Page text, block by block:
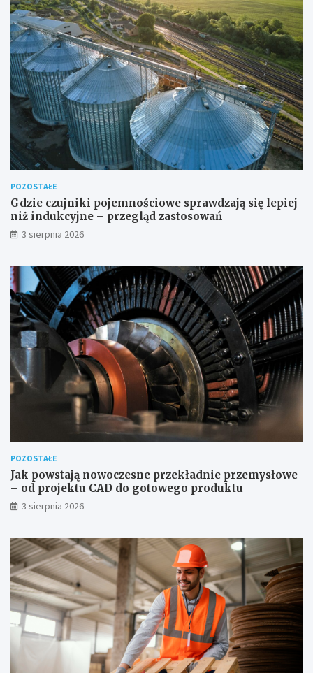
POZOSTAŁE
Gdzie czujniki pojemnościowe sprawdzają się lepiej
niż indukcyjne – przegląd zastosowań
3 sierpnia 2026
POZOSTAŁE
Jak powstają nowoczesne przekładnie przemysłowe
– od projektu CAD do gotowego produktu
3 sierpnia 2026